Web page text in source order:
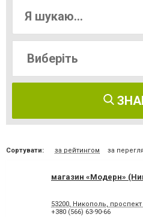
Сортувати: за рейтингом за
магазин «Модерн»
53200, Никополь,
+380 (566) 63-90-66